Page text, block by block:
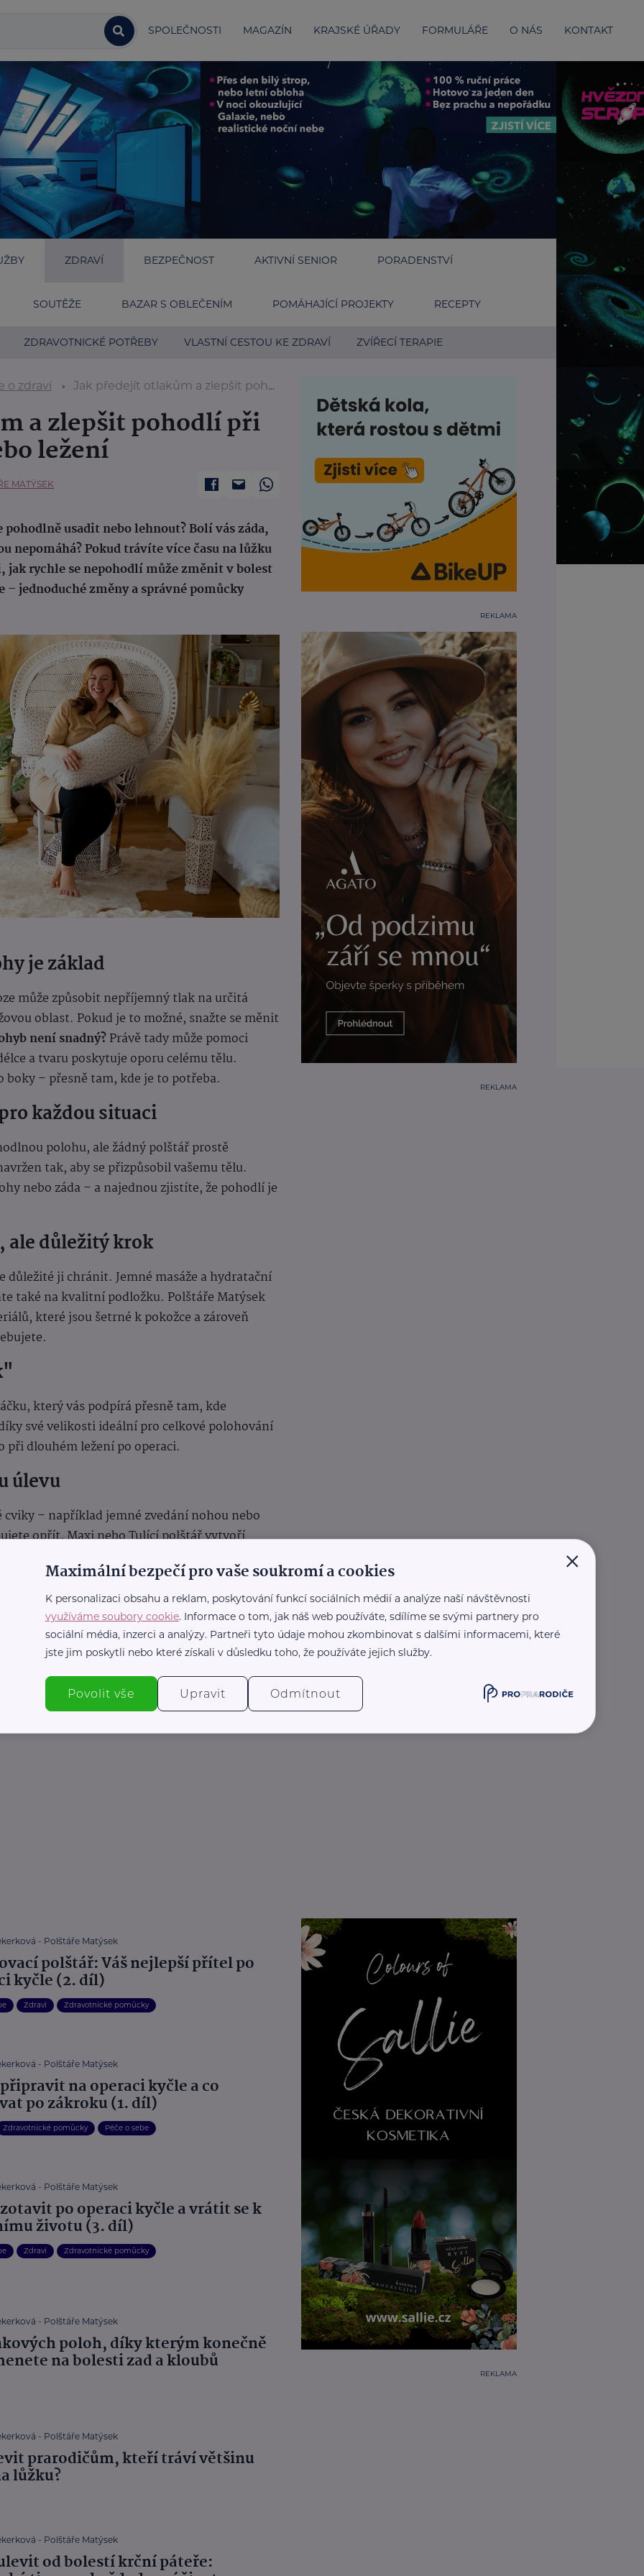
SPOLEČNOSTI MAGAZÍN KRAJSKÉ ÚŘADY FORMULÁŘE O NÁS KONTAKT
ZDRAVÍ BEZPEČNOST AKTIVNÍ SENIOR PORADENSTVÍ
SOUTĚŽE BAZAR S OBLEČENÍM POMÁHAJÍCÍ PROJEKTY RECEPTY
ZDRAVOTNICKÉ POTŘEBY VLASTNÍ CESTOU KE ZDRAVÍ ZVÍŘECÍ TERAPIE
o zdraví Jak předejít otlakům a zlepšit pohodlí při dlouhém sezení nebo ležení
a zlepšit pohodlí při
ležení
MATÝSEK
usadit nebo lehnout? Bolí vás záda,
nepomáhá? Pokud trávíte více času na lůžku
jak rychle se nepohodlí může změnit v bolest
jednoduché změny a správné pomůcky
je základ
může způsobit nepříjemný tlak na určitá
oblast. Pokud je to možné, snažte se měnit
není snadný?Právě tady může pomoci
a tvaru poskytuje oporu celému tělu.
– přesně tam, kde je to potřeba.
každou situaci
polohu, ale žádný polštář prostě
tak, aby se přizpůsobil vašemu tělu.
nebo záda – a najednou zjistíte, že pohodlí je
ale důležitý krok
důležité ji chránit. Jemné masáže a hydratační
také na kvalitní podložku. Polštáře Matýsek
které jsou šetrné k pokožce a zároveň
který vás podpírá přesně tam, kde
své velikosti ideální pro celkové polohování
při dlouhém ležení po operaci.
úlevu
– například jemné zvedání nohou nebo
opřít, Maxi nebo Tulící polštář vytvoří
i rehabilitační cvičení pohodlněji.
S malými změnami a správnými
můžete zažít lepší dny plné klidu a pohody.
REKLAMA
REKLAMA
- Polštáře Matýsek
polštář: Váš nejlepší přítel po
kyčle (2. díl)
Zdraví Zdravotnické pomůcky
- Polštáře Matýsek
připravit na operaci kyčle a co
po zákroku (1. díl)
Zdravotnické pomůcky Péče o sebe
- Polštáře Matýsek
zotavit po operaci kyčle a vrátit se k
životu (3. díl)
Zdraví Zdravotnické pomůcky
- Polštáře Matýsek
poloh, díky kterým konečně
na bolesti zad a kloubů
- Polštáře Matýsek
prarodičům, kteří tráví většinu
lůžku?
- Polštáře Matýsek
od bolestí krční páteře:
REKLAMA
×
Maximální bezpečí pro vaše soukromí a cookies
K personalizaci obsahu a reklam, poskytování funkcí sociálních médií a analýze naší návštěvnosti
využíváme soubory cookie. Informace o tom, jak náš web používáte, sdílíme se svými partnery pro
sociální média, inzerci a analýzy. Partneři tyto údaje mohou zkombinovat s dalšími informacemi, které
jste jim poskytli nebo které získali v důsledku toho, že používáte jejich služby.
Povolit vše Upravit Odmítnout